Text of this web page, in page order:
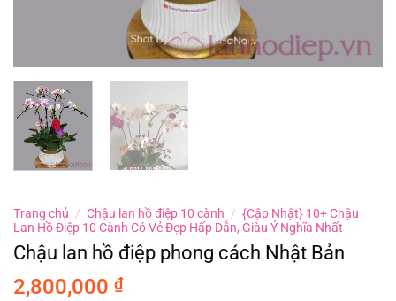
Trang chủ / Chậu lan hồ điệp 10 cành / {Cập Nhật} 10+ Chậu
Lan Hồ Điệp 10 Cành Có Vẻ Đẹp Hấp Dẫn, Giàu Ý Nghĩa Nhất
Chậu lan hồ điệp phong cách Nhật Bản
2,800,000 ₫